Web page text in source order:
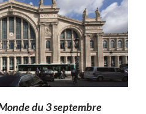
du 3 septembre